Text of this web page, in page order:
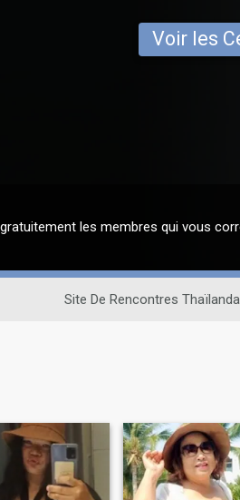
Voir les
les membres qui vous
Site De Rencontres